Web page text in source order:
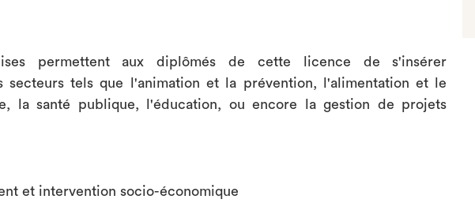
permettent aux diplômés de cette licence de s'insérer
secteurs tels que l'animation et la prévention, l'alimentation et le
la santé publique, l'éducation, ou encore la gestion de projets
et intervention socio-économique